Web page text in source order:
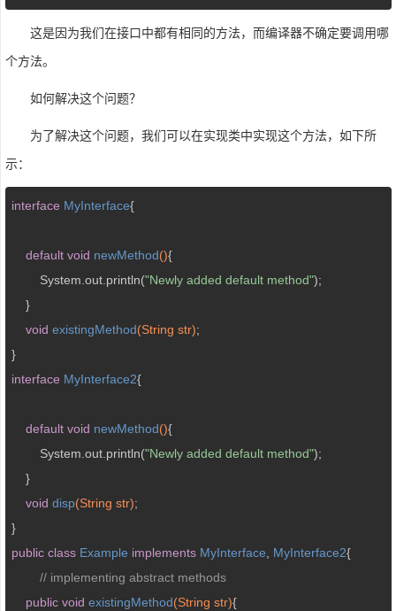
这是因为我们在接口中都有相同的方法，而编译器不确定要调用哪
个方法。
如何解决这个问题？
为了解决这个问题，我们可以在实现类中实现这个方法，如下所
示：
interface MyInterface{
default void newMethod(){
        System.out.println(
"Newly added default method");
    }
void existingMethod(String str);
interface MyInterface2{
default void newMethod(){
        System.out.println(
"Newly added default method");
    }
void disp(String str);
public class Example implements MyInterface, MyInterface2{
// implementing abstract methods
public void existingMethod(String str){